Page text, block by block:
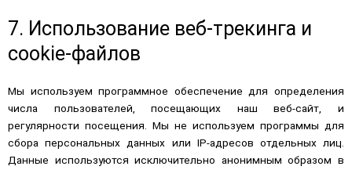
7. Использование веб-трекинга и
cookie-файлов
Мы используем программное обеспечение для определения
числа пользователей, посещающих наш веб-сайт, и
регулярности посещения. Мы не используем программы для
сбора персональных данных или IP-адресов отдельных лиц.
Данные используются исключительно анонимным образом в